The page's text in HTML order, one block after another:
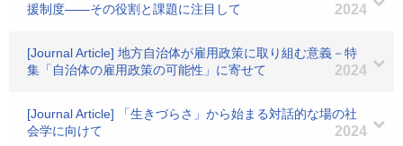
援制度――その役割と課題に注目して
2024
[Journal Article] 地方自治体が雇用政策に取り組む意義－特
集「自治体の雇用政策の可能性」に寄せて
2024
[Journal Article] 「生きづらさ」から始まる対話的な場の社
会学に向けて
2024